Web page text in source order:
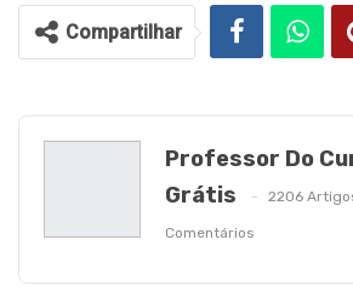
Compartilhar
Professor Do
Grátis
2206
Comentários